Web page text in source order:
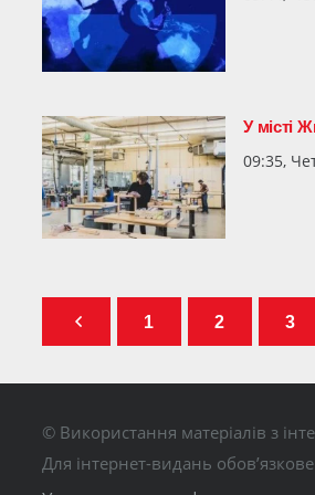
У місті
09:35,
1 2 3
© Використання матеріалів з
Для інтернет-видань